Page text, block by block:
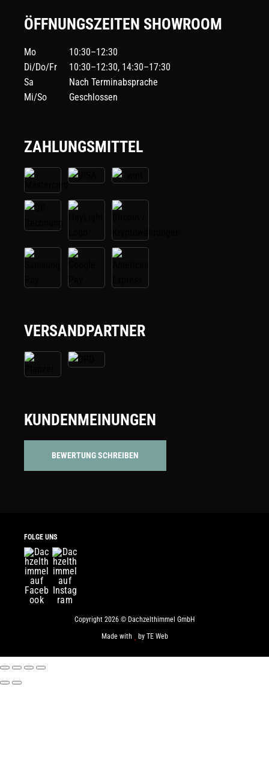
ÖFFNUNGSZEITEN SHOWROOM
Mo
10:30–12:30
Di/Do/Fr
10:30–12:30, 14:30–17:30
Sa
Nach Terminabsprache
Mi/So
Geschlossen
ZAHLUNGSMITTEL
VERSANDPARTNER
KUNDENMEINUNGEN
BEWERTUNG SCHREIBEN
FOLGE UNS
Copyright 2026 © Dachzelthimmel GmbH
Made with
by TE Web